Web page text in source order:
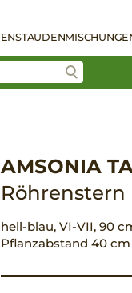
AMSONIA
Röhrenstern
hell-blau, VI-VII, 90
Pflanzabstand 40 cm